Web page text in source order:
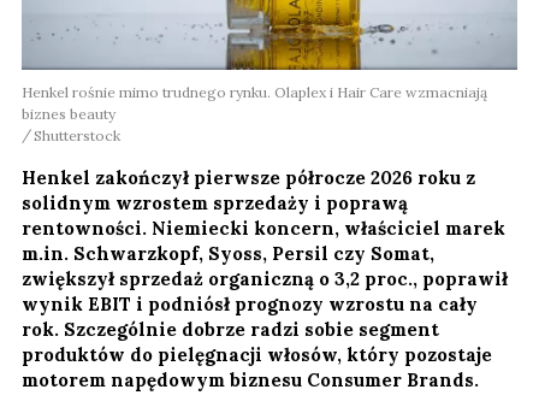
Henkel rośnie mimo trudnego rynku. Olaplex i Hair Care wzmacniają
biznes beauty
Shutterstock
Henkel zakończył pierwsze półrocze 2026 roku z
solidnym wzrostem sprzedaży i poprawą
rentowności. Niemiecki koncern, właściciel marek
m.in. Schwarzkopf, Syoss, Persil czy Somat,
zwiększył sprzedaż organiczną o 3,2 proc., poprawił
wynik EBIT i podniósł prognozy wzrostu na cały
rok. Szczególnie dobrze radzi sobie segment
produktów do pielęgnacji włosów, który pozostaje
motorem napędowym biznesu Consumer Brands.